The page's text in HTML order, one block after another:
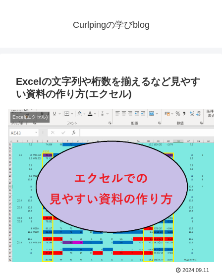
Curlpingの学びblog
Excelの文字列や桁数を揃えるなど見やす
い資料の作り方(エクセル)
Excel(エクセル)
2024.09.11